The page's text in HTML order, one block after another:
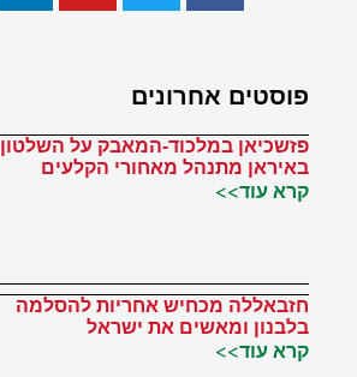
פוסטים אחרונים
פזשכיאן במלכוד-המאבק על השלטון
באיראן מתנהל מאחורי הקלעים
קרא עוד>>
חזבאללה מכחיש אחריות להסלמה
בלבנון ומאשים את ישראל
קרא עוד>>